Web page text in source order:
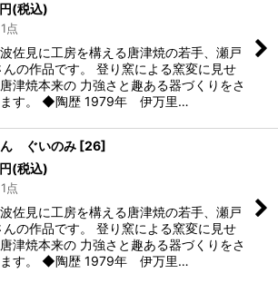
円(税込)
点
佐見に工房を構える唐津焼の若手、瀬戸
んの作品です。 登り窯による窯変に見せ
津焼本来の 力強さと趣ある器づくりをさ
ます。 ◆陶歴 1979年 伊万里…
ん ぐいのみ [26]
円(税込)
点
佐見に工房を構える唐津焼の若手、瀬戸
んの作品です。 登り窯による窯変に見せ
津焼本来の 力強さと趣ある器づくりをさ
ます。 ◆陶歴 1979年 伊万里…